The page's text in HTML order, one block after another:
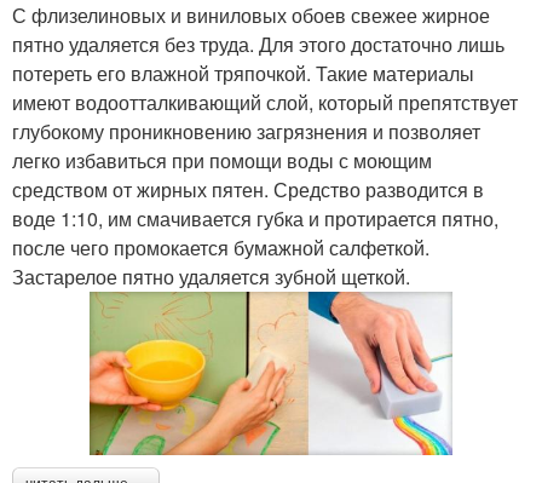
С флизелиновых и виниловых обоев свежее жирное
пятно удаляется без труда. Для этого достаточно лишь
потереть его влажной тряпочкой. Такие материалы
имеют водоотталкивающий слой, который препятствует
глубокому проникновению загрязнения и позволяет
легко избавиться при помощи воды с моющим
средством от жирных пятен. Средство разводится в
воде 1:10, им смачивается губка и протирается пятно,
после чего промокается бумажной салфеткой.
Застарелое пятно удаляется зубной щеткой.